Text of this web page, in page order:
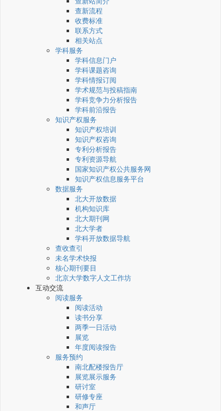
查新流程
收费标准
联系方式
相关站点
学科服务
学科信息门户
学科课题咨询
学科情报订阅
学术规范与投稿指南
学科竞争力分析报告
学科前沿报告
知识产权服务
知识产权培训
知识产权咨询
专利分析报告
专利资源导航
国家知识产权公共服务网
知识产权信息服务平台
数据服务
北大开放数据
机构知识库
北大期刊网
北大学者
学科开放数据导航
查收查引
未名学术快报
核心期刊要目
北京大学数字人文工作坊
互动交流
阅读服务
阅读活动
读书分享
两季一日活动
展览
年度阅读报告
服务预约
南北配楼报告厅
展览展示服务
研讨室
研修专座
和声厅